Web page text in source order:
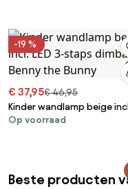
-19 %
€ 37,95€ 46,95
Kinder wandlamp beige
3-staps dimbaar - Benny
Op voorraad
Beste producten